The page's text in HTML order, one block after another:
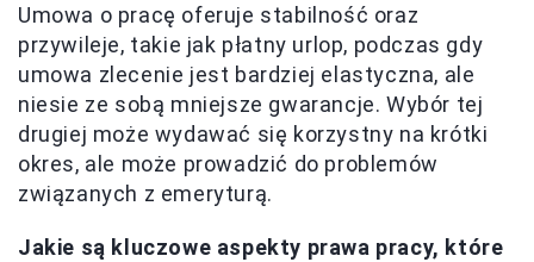
Umowa o pracę oferuje stabilność oraz
przywileje, takie jak płatny urlop, podczas gdy
umowa zlecenie jest bardziej elastyczna, ale
niesie ze sobą mniejsze gwarancje. Wybór tej
drugiej może wydawać się korzystny na krótki
okres, ale może prowadzić do problemów
związanych z emeryturą.
Jakie są kluczowe aspekty prawa pracy, które